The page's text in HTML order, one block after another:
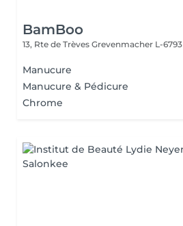
BamBoo
13, Rte de Trèves Grevenmacher L-6793
Manucure
Manucure & Pédicure
Chrome